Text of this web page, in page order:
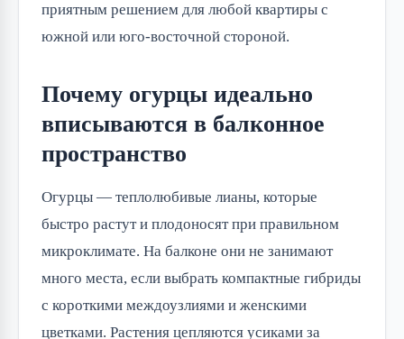
приятным решением для любой квартиры с
южной или юго-восточной стороной.
Почему огурцы идеально
вписываются в балконное
пространство
Огурцы — теплолюбивые лианы, которые
быстро растут и плодоносят при правильном
микроклимате. На балконе они не занимают
много места, если выбрать компактные гибриды
с короткими междоузлиями и женскими
цветками. Растения цепляются усиками за